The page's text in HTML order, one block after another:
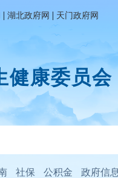
| 湖北政府网 | 天门政府网
健康委员会
社保 公积金 政府信